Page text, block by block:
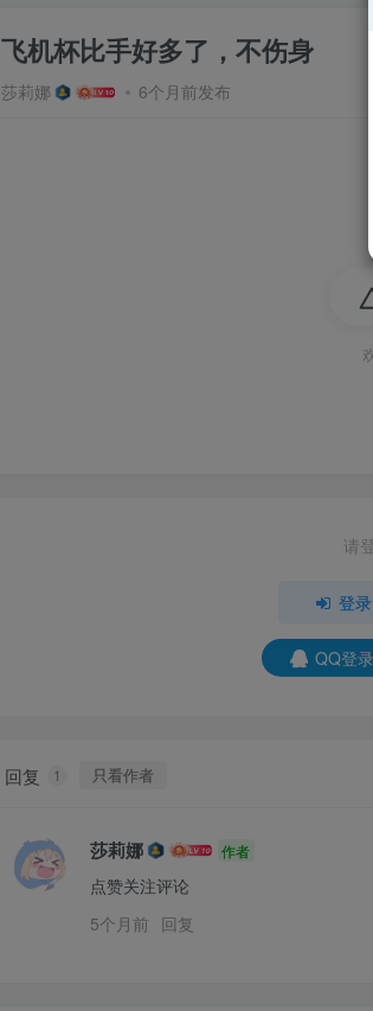
飞机杯比手好多了，不伤身
莎莉娜 6个月前发布
请
登录
QQ登录
回复 1 只看作者
莎莉娜 作者
点赞关注评论
5个月前 回复